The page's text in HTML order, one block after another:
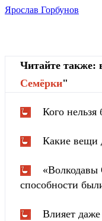
Ярослав Горбунов
Читайте также:
Cемёрки"
Кого нельзя
Какие вещи
«Волкодавы
способности
Влияет